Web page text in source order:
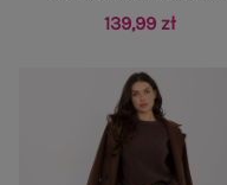
139,99 zł